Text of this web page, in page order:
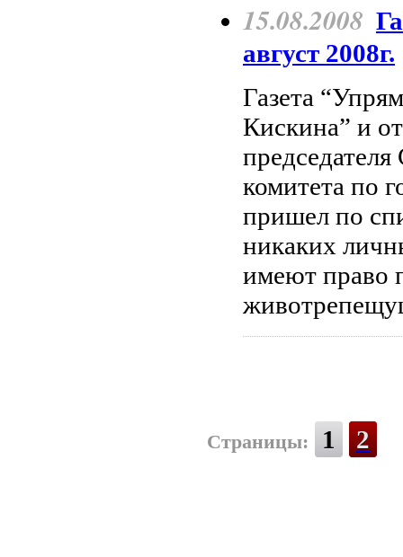
15.08.2008
август 2008г.
Газета
Кискина” и
комитета по
пришел по
никаких
имеют право
Страницы: 1 2